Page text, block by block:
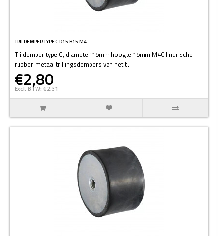
TRILDEMPER TYPE C D15 H15 M4
Trildemper type C, diameter 15mm hoogte 15mm M4Cilindrische
rubber-metaal trillingsdempers van het t..
€2,80
Excl. BTW: €2,31